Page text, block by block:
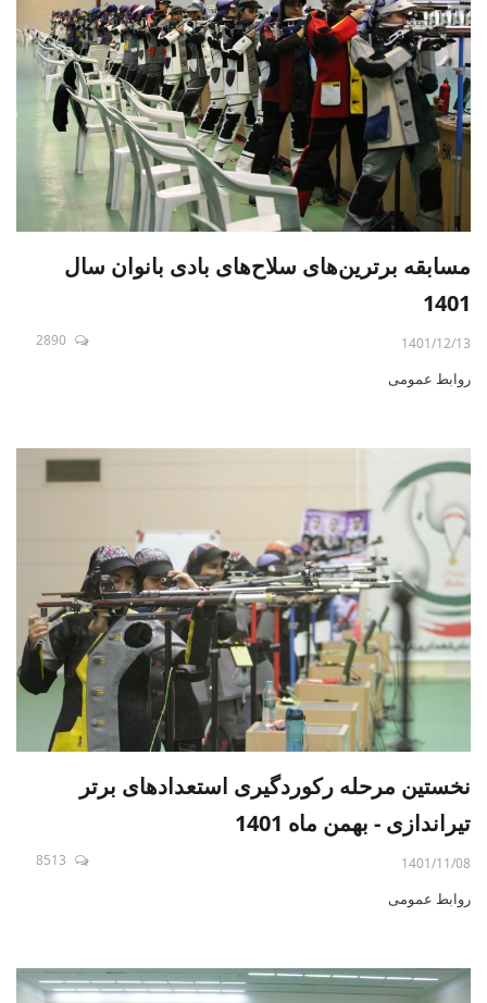
مسابقه برترین‌های سلاح‌های بادی بانوان سال
1401
1401/12/13
2890
روابط عمومی
نخستین مرحله رکوردگیری استعدادهای برتر
تیراندازی - بهمن ماه 1401
1401/11/08
8513
روابط عمومی